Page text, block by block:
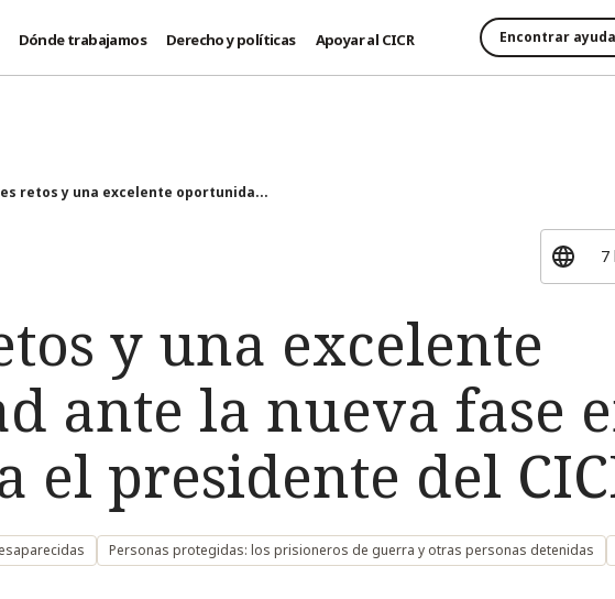
Dónde trabajamos Derecho y políticas Apoyar al CICR Encontrar ayuda
retos y una excelente oportunida...
y una excelente
ante la nueva fase
el presidente del
Personas protegidas: los prisioneros de guerra y otras personas detenidas